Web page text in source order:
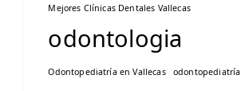
Mejores Clínicas Dentales Vallecas
odontologia
Odontopediatría en Vallecas odontopediatría